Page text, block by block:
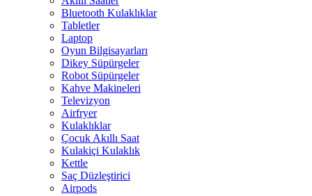
Bluetooth Kulaklıklar
Tabletler
Laptop
Oyun Bilgisayarları
Dikey Süpürgeler
Robot Süpürgeler
Kahve Makineleri
Televizyon
Airfryer
Kulaklıklar
Çocuk Akıllı Saat
Kulakiçi Kulaklık
Kettle
Saç Düzleştirici
Airpods